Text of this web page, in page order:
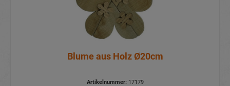
Blume aus Holz Ø20cm
Artikelnummer:17179